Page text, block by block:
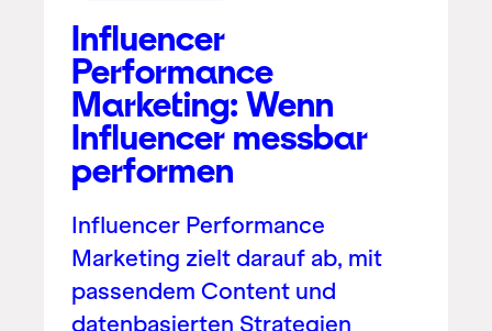
Influencer
Performance
Marketing: Wenn
Influencer messbar
performen
Influencer Performance
Marketing zielt darauf ab, mit
passendem Content und
datenbasierten Strategien